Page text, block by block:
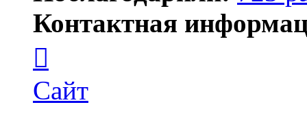
Контактная
пользователя
Елена
ПластЭксперт
Сайт